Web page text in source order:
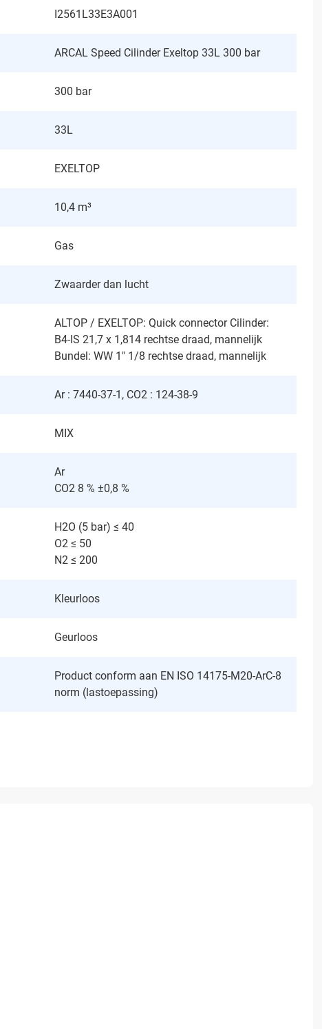
I2561L33E3A001
ARCAL Speed Cilinder Exeltop 33L 300 bar
300 bar
33L
EXELTOP
10,4 m³
Gas
Zwaarder dan lucht
ALTOP / EXELTOP: Quick connector Cilinder:
B4-IS 21,7 x 1,814 rechtse draad, mannelijk
Bundel: WW 1" 1/8 rechtse draad, mannelijk
Ar : 7440-37-1, CO2 : 124-38-9
MIX
Ar
CO2 8 % ±0,8 %
H2O (5 bar) ≤ 40
O2 ≤ 50
N2 ≤ 200
Kleurloos
Geurloos
Product conform aan EN ISO 14175-M20-ArC-8
norm (lastoepassing)